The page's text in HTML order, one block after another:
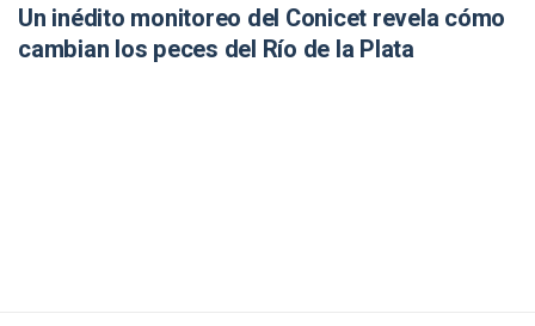
Un inédito monitoreo del Conicet revela cómo
cambian los peces del Río de la Plata